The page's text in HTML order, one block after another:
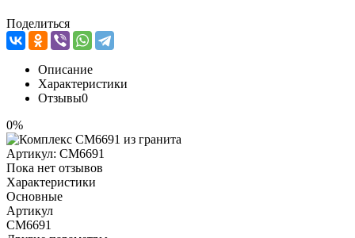
Поделиться
Описание
Характеристики
Отзывы0
0%
Артикул: CM6691
Пока нет отзывов
Характеристики
Основные
Артикул
CM6691